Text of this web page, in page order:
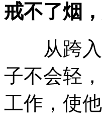
戒不了烟
从跨入
子不会轻
工作，使